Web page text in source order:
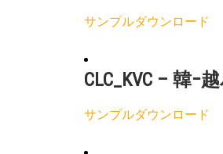
サンプルダウンロード
CLC_KVC – 韓−
サンプルダウンロード